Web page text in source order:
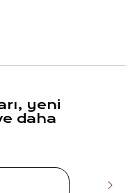
yeni
daha